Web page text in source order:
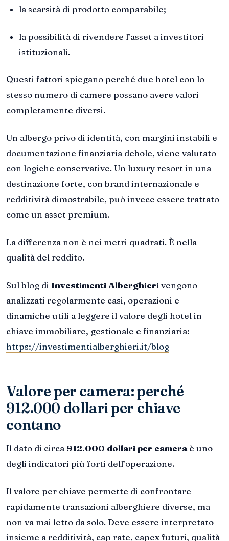
la scarsità di prodotto comparabile;
la possibilità di rivendere l’asset a investitori
istituzionali.
Questi fattori spiegano perché due hotel con lo
stesso numero di camere possano avere valori
completamente diversi.
Un albergo privo di identità, con margini instabili e
documentazione finanziaria debole, viene valutato
con logiche conservative. Un luxury resort in una
destinazione forte, con brand internazionale e
redditività dimostrabile, può invece essere trattato
come un asset premium.
La differenza non è nei metri quadrati. È nella
qualità del reddito.
Sul blog di Investimenti Alberghieri vengono
analizzati regolarmente casi, operazioni e
dinamiche utili a leggere il valore degli hotel in
chiave immobiliare, gestionale e finanziaria:
https://investimentialberghieri.it/blog
Valore per camera: perché
912.000 dollari per chiave
contano
Il dato di circa 912.000 dollari per camera è uno
degli indicatori più forti dell’operazione.
Il valore per chiave permette di confrontare
rapidamente transazioni alberghiere diverse, ma
non va mai letto da solo. Deve essere interpretato
insieme a redditività, cap rate, capex futuri, qualità